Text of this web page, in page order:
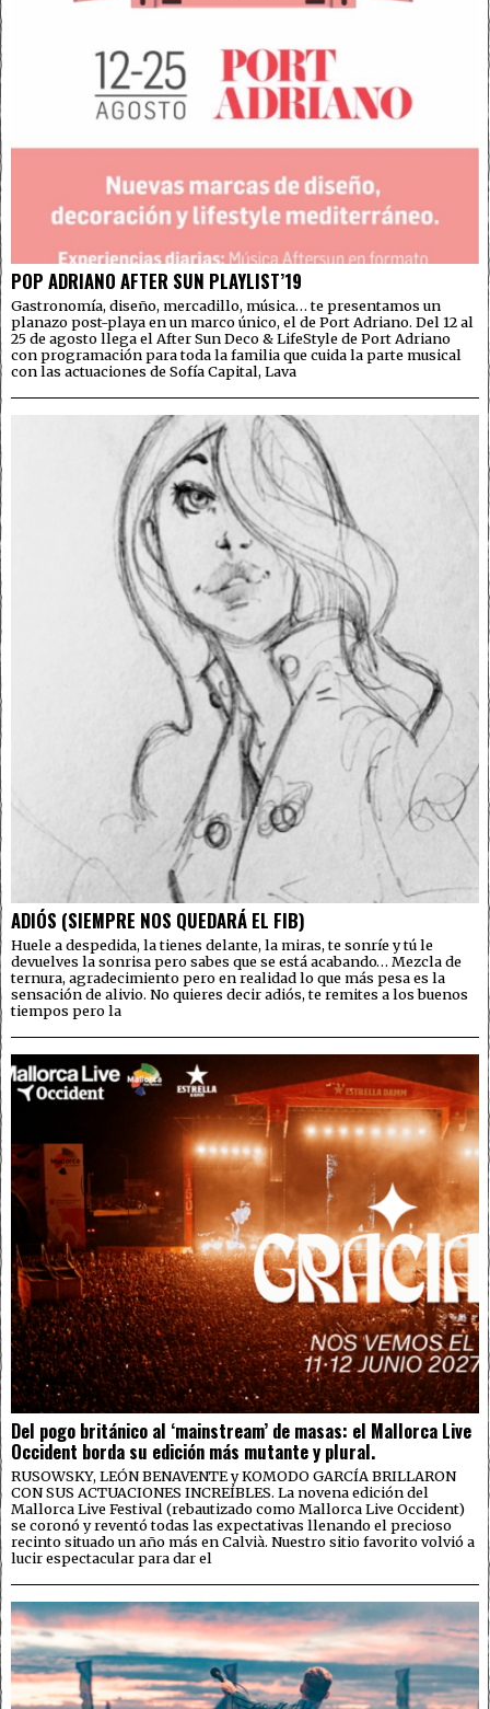
POP ADRIANO AFTER SUN PLAYLIST’19
Gastronomía, diseño, mercadillo, música… te presentamos un
planazo post-playa en un marco único, el de Port Adriano. Del 12 al
25 de agosto llega el After Sun Deco & LifeStyle de Port Adriano
con programación para toda la familia que cuida la parte musical
con las actuaciones de Sofía Capital, Lava
ADIÓS (SIEMPRE NOS QUEDARÁ EL FIB)
Huele a despedida, la tienes delante, la miras, te sonríe y tú le
devuelves la sonrisa pero sabes que se está acabando… Mezcla de
ternura, agradecimiento pero en realidad lo que más pesa es la
sensación de alivio. No quieres decir adiós, te remites a los buenos
tiempos pero la
Del pogo británico al ‘mainstream’ de masas: el Mallorca Live
Occident borda su edición más mutante y plural.
RUSOWSKY, LEÓN BENAVENTE y KOMODO GARCÍA BRILLARON
CON SUS ACTUACIONES INCREÍBLES. La novena edición del
Mallorca Live Festival (rebautizado como Mallorca Live Occident)
se coronó y reventó todas las expectativas llenando el precioso
recinto situado un año más en Calvià. Nuestro sitio favorito volvió a
lucir espectacular para dar el